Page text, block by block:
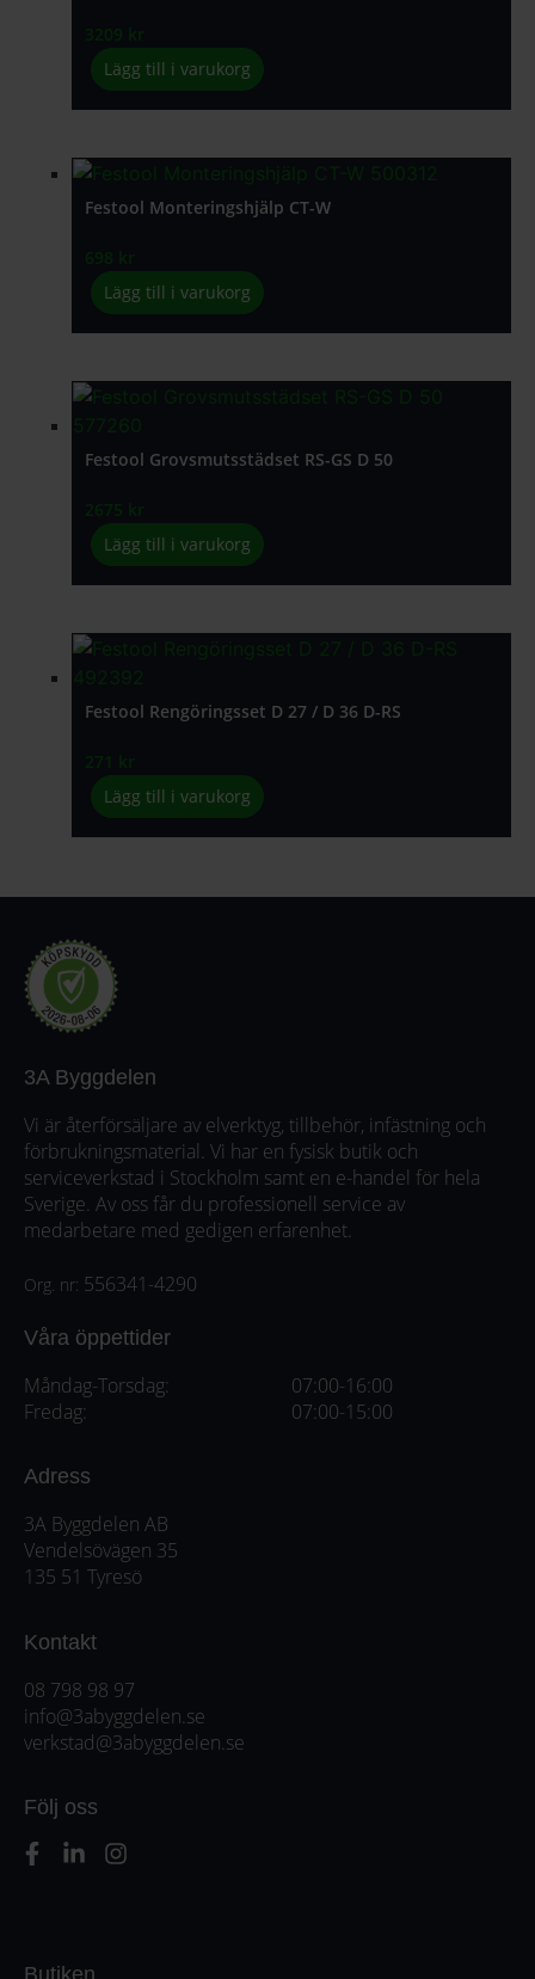
3209 kr
Lägg till i varukorg
Festool Monteringshjälp CT-W
698 kr
Lägg till i varukorg
Festool Grovsmutsstädset RS-GS D 50
2675 kr
Lägg till i varukorg
Festool Rengöringsset D 27 / D 36 D-RS
271 kr
Lägg till i varukorg
3A Byggdelen
Vi är återförsäljare av elverktyg, tillbehör, infästning och
förbrukningsmaterial. Vi har en fysisk butik och
serviceverkstad i Stockholm samt en e-handel för hela
Sverige. Av oss får du professionell service av
medarbetare med gedigen erfarenhet.
Org. nr: 556341-4290
Våra öppettider
Måndag-Torsdag:
Fredag:
07:00-16:00
07:00-15:00
Adress
3A Byggdelen AB
Vendelsövägen 35
135 51 Tyresö
Kontakt
08 798 98 97
info@3abyggdelen.se
verkstad@3abyggdelen.se
Följ oss